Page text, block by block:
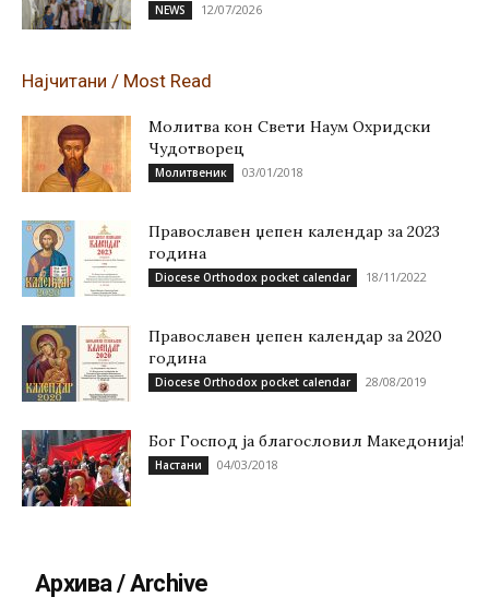
NEWS 12/07/2026
Најчитани / Most Read
Молитва кон Свети Наум Охридски
Чудотворец
Молитвеник 03/01/2018
Православен џепен календар за 2023
година
Diocese Orthodox pocket calendar 18/11/2022
Православен џепен календар за 2020
година
Diocese Orthodox pocket calendar 28/08/2019
Бог Господ ја благословил Македонија!
Настани 04/03/2018
Архива / Archive